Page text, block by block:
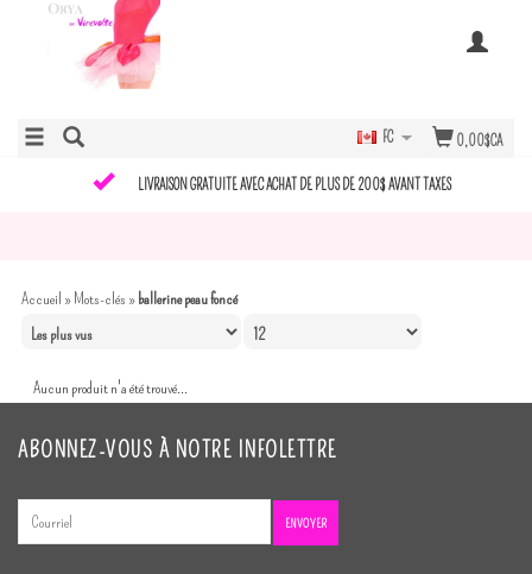
0,00$CA
FC
LIVRAISON GRATUITE AVEC ACHAT DE PLUS DE 200$ AVANT TAXES
Accueil »Mots-clés » ballerine peau foncé
Aucun produit n'a été trouvé...
ABONNEZ-VOUS À NOTRE INFOLETTRE
ENVOYER